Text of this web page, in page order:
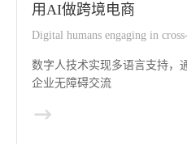
用AI做跨境电商
Digital humans engaging in
数字人技术实现多语言支持，
企业无障碍交流